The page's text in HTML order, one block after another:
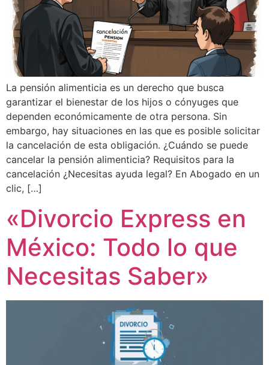
La pensión alimenticia es un derecho que busca
garantizar el bienestar de los hijos o cónyuges que
dependen económicamente de otra persona. Sin
embargo, hay situaciones en las que es posible solicitar
la cancelación de esta obligación. ¿Cuándo se puede
cancelar la pensión alimenticia? Requisitos para la
cancelación ¿Necesitas ayuda legal? En Abogado en un
clic, […]
«Divorcio Express en
México: Todo lo que
Necesitas Saber»